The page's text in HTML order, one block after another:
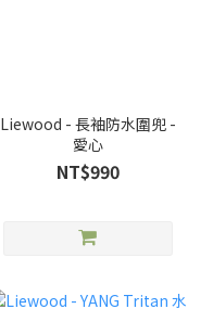
Liewood - 長袖防水圍兜 -
愛心
NT$990